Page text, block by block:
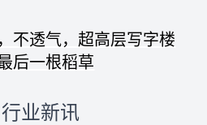
不透气，超高层写字楼
后一根稻草
行业新讯